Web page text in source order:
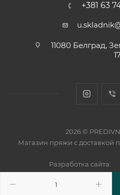
+381 63
11080 Белград,
2026 ©
Магазин пряжи с доставкой
Разработка сайта: